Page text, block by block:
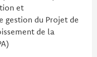
et
gestion du Projet de
de la